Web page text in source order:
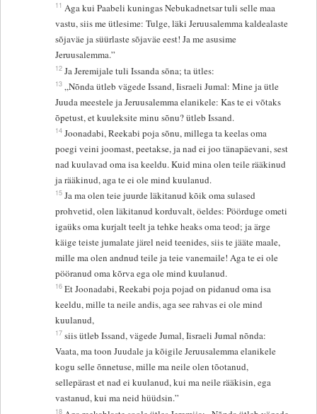
11 Aga kui Paabeli kuningas Nebukadnetsar tuli selle maa
vastu, siis me ütlesime: Tulge, läki Jeruusalemma kaldealaste
sõjaväe ja süürlaste sõjaväe eest! Ja me asusime
Jeruusalemma.”
12 Ja Jeremijale tuli Issanda sõna; ta ütles:
13 „Nõnda ütleb vägede Issand, Iisraeli Jumal: Mine ja ütle
Juuda meestele ja Jeruusalemma elanikele: Kas te ei võtaks
õpetust, et kuuleksite minu sõnu? ütleb Issand.
14 Joonadabi, Reekabi poja sõnu, millega ta keelas oma
poegi veini joomast, peetakse, ja nad ei joo tänapäevani, sest
nad kuulavad oma isa keeldu. Kuid mina olen teile rääkinud
ja rääkinud, aga te ei ole mind kuulanud.
15 Ja ma olen teie juurde läkitanud kõik oma sulased
prohvetid, olen läkitanud korduvalt, öeldes: Pöörduge ometi
igaüks oma kurjalt teelt ja tehke heaks oma teod; ja ärge
käige teiste jumalate järel neid teenides, siis te jääte maale,
mille ma olen andnud teile ja teie vanemaile! Aga te ei ole
pööranud oma kõrva ega ole mind kuulanud.
16 Et Joonadabi, Reekabi poja pojad on pidanud oma isa
keeldu, mille ta neile andis, aga see rahvas ei ole mind
kuulanud,
17 siis ütleb Issand, vägede Jumal, Iisraeli Jumal nõnda:
Vaata, ma toon Juudale ja kõigile Jeruusalemma elanikele
kogu selle õnnetuse, mille ma neile olen tõotanud,
sellepärast et nad ei kuulanud, kui ma neile rääkisin, ega
vastanud, kui ma neid hüüdsin.”
18